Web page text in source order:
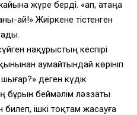
жүре бердi. «Қап, атаңа
ай!» Жиiркене тiстенген
нақұрыстың кеспiрi
аумайтындай көрiнiп
деген күдiк
бұрын беймәлiм ләззаты
билеп, iшкi тоқтам жасауға